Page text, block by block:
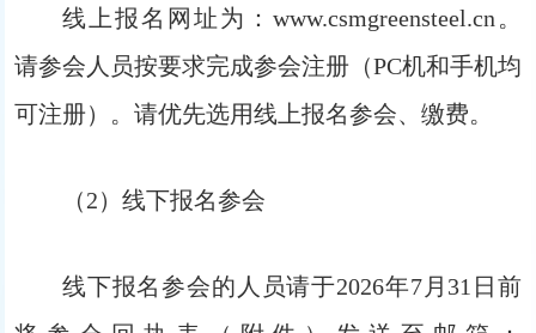
线上报名网址为：www.csmgreensteel.cn。
请参会人员按要求完成参会注册（PC机和手机均
可注册）。请优先选用线上报名参会、缴费。
（2）线下报名参会
线下报名参会的人员请于2026年7月31日前